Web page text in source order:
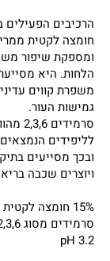
הרכיבים הפעילים
חומצה לקטית
ומספקת שיפור
הלחות. היא
משפרת קווים
גמישות העור.
לליפידים
ובכך מסייעים
ויוצרים שכבה
15% חומצה לקטית
סרמידים מסוג 2,3,6
pH 3.2